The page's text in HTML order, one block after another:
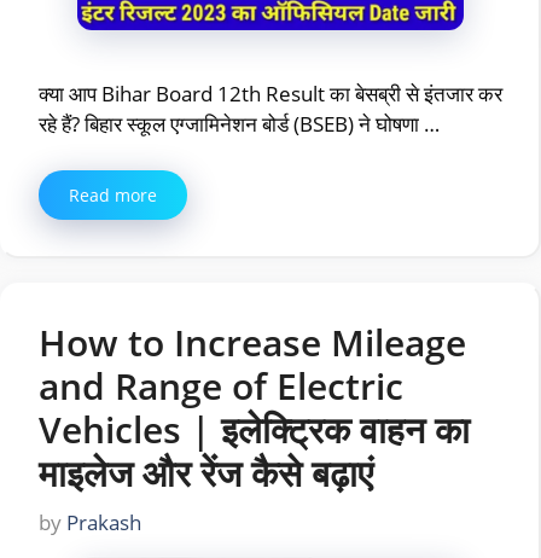
क्या आप Bihar Board 12th Result का बेसब्री से इंतजार कर
रहे हैं? बिहार स्कूल एग्जामिनेशन बोर्ड (BSEB) ने घोषणा …
Read more
How to Increase Mileage
and Range of Electric
Vehicles | इलेक्ट्रिक वाहन का
माइलेज और रेंज कैसे बढ़ाएं
by Prakash